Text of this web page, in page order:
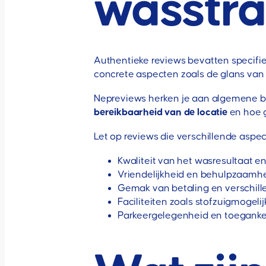
Authentieke reviews bevatten
concrete aspecten zoals de glans
Nepreviews herken je aan algemene
bereikbaarheid van de locatieen hoe
Let op reviews die verschillende
Kwaliteit van het wasresultaat
Vriendelijkheid en
Gemak van betaling en
Faciliteiten zoals
Parkeergelegenheid en